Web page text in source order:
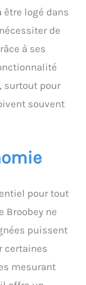
du fauteuil
gant, il
la stabilité
du
et vous
monter et
les
Pliage sans
secondes
la
à se
effort en
Ce design
à
de passer
de la
rangement
besoin de
de pliage
ou de
être logé dans
de
à ses
surtout pour
souvent
pour tout
Broobey ne
puissent
certaines
mesurant